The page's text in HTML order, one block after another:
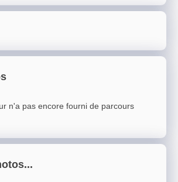
n'a pas encore fourni de parcours